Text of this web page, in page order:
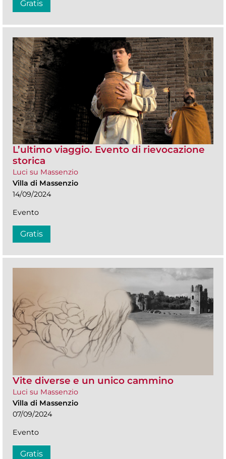
Gratis
L’ultimo viaggio. Evento di rievocazione
storica
Luci su Massenzio
Villa di Massenzio
14/09/2024
Evento
Gratis
Vite diverse e un unico cammino
Luci su Massenzio
Villa di Massenzio
07/09/2024
Evento
Gratis